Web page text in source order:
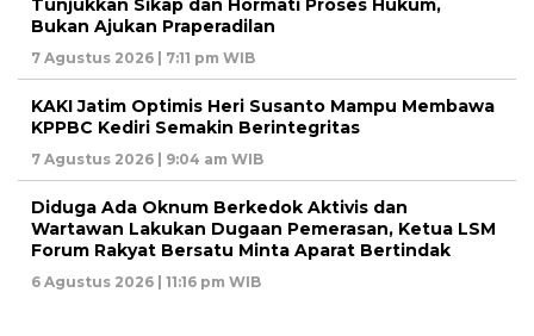
Tunjukkan Sikap dan Hormati Proses Hukum,
Bukan Ajukan Praperadilan
7 Agustus 2026 | 7:11 pm WIB
KAKI Jatim Optimis Heri Susanto Mampu Membawa
KPPBC Kediri Semakin Berintegritas
7 Agustus 2026 | 9:04 am WIB
Diduga Ada Oknum Berkedok Aktivis dan
Wartawan Lakukan Dugaan Pemerasan, Ketua LSM
Forum Rakyat Bersatu Minta Aparat Bertindak
6 Agustus 2026 | 11:16 pm WIB